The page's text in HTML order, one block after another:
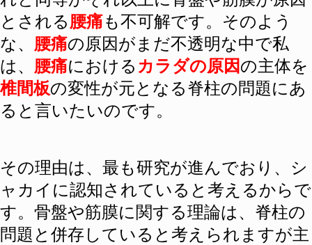
とされる 腰痛も不可解です。そのよう
な、 腰痛の原因がまだ不透明な中で私
は、 腰痛における カラダの原因の主体を
椎間板の変性が元となる脊柱の問題にあ
ると言いたいのです。
その理由は、最も研究が進んでおり、シ
ャカイに認知されていると考えるからで
す。骨盤や筋膜に関する理論は、脊柱の
問題と併存していると考えられますが主